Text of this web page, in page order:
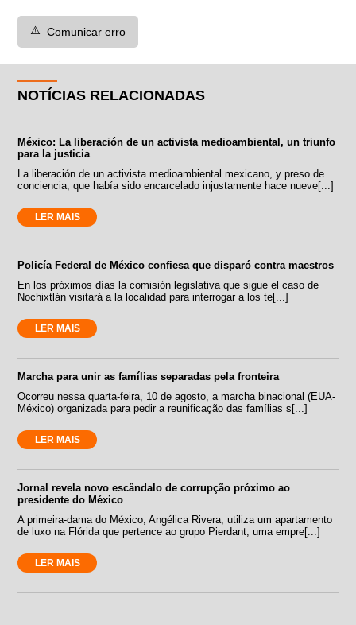
⚠️ Comunicar erro
NOTÍCIAS RELACIONADAS
México: La liberación de un activista medioambiental, un triunfo
para la justicia
La liberación de un activista medioambiental mexicano, y preso de
conciencia, que había sido encarcelado injustamente hace nueve[...]
LER MAIS
Policía Federal de México confiesa que disparó contra maestros
En los próximos días la comisión legislativa que sigue el caso de
Nochixtlán visitará a la localidad para interrogar a los te[...]
LER MAIS
Marcha para unir as famílias separadas pela fronteira
Ocorreu nessa quarta-feira, 10 de agosto, a marcha binacional (EUA-
México) organizada para pedir a reunificação das famílias s[...]
LER MAIS
Jornal revela novo escândalo de corrupção próximo ao
presidente do México
A primeira-dama do México, Angélica Rivera, utiliza um apartamento
de luxo na Flórida que pertence ao grupo Pierdant, uma empre[...]
LER MAIS